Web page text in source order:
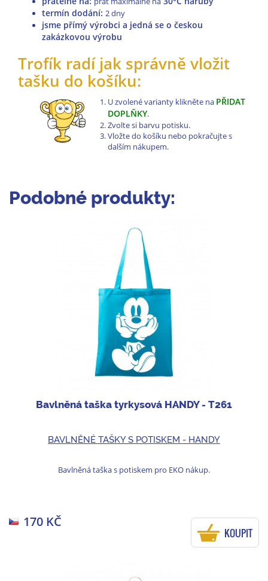
termín dodání: 2 dny
jsme přímý výrobci a jedná se o českou
zakázkovou výrobu
Trofík radí jak správně vložit
tašku do košíku:
U zvolené varianty klikněte na PŘIDAT
DOPLŇKY.
Zvolte si barvu potisku.
Vložte do košíku nebo pokračujte s
dalším nákupem.
Podobné produkty:
Bavlněná taška tyrkysová HANDY - T261
BAVLNĚNÉ TAŠKY S POTISKEM - HANDY
Bavlněná taška s potiskem pro EKO nákup.
170 KČ
KOUPIT